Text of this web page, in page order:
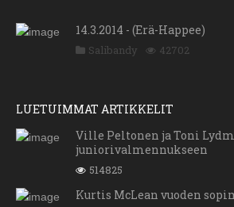
14.3.2014 - (Erä-Happee)
Salibandy 42702
LUETUIMMAT ARTIKKELIT
Ville Peltonen ja Toni
juniorivalmennukseen
514825
Kurtis McLean vuoden